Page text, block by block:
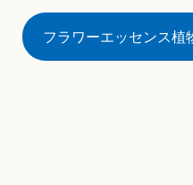
フラワーエッセンス植